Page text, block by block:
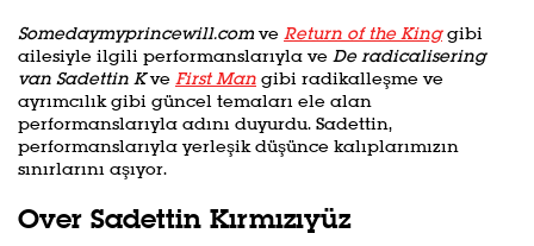
Somedaymyprincewill.comve Return of the King gibi
ailesiyle ilgili performanslarıyla ve De radicalisering
van Sadettin Kve First Man gibi radikalleşme ve
ayrımcılık gibi güncel temaları ele alan
performanslarıyla adını duyurdu. Sadettin,
performanslarıyla yerleşik düşünce kalıplarımızın
sınırlarını aşıyor.
Over Sadettin Kırmızıyüz